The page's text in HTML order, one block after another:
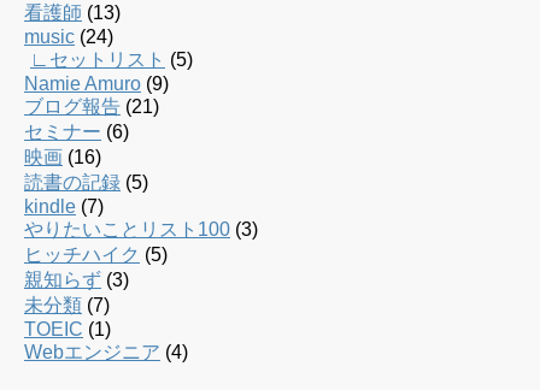
看護師 (13)
music (24)
∟セットリスト (5)
Namie Amuro (9)
ブログ報告 (21)
セミナー (6)
映画 (16)
読書の記録 (5)
kindle (7)
やりたいことリスト100 (3)
ヒッチハイク (5)
親知らず (3)
未分類 (7)
TOEIC (1)
Webエンジニア (4)